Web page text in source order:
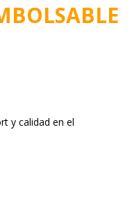
y calidad en el